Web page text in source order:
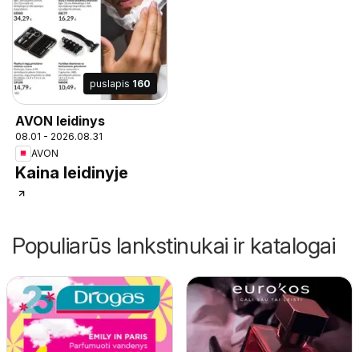
puslapis 160
AVON leidinys
08.01 - 2026.08.31
AVON
Kaina leidinyje
Populiarūs lankstinukai ir katalogai